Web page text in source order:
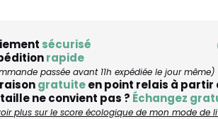
sécurisé
rapide
passée avant 11h expédiée le jour même)
gratuiteen point relais à partir
ne convient pas ? Échangez
plus sur le score écologique de mon mode de